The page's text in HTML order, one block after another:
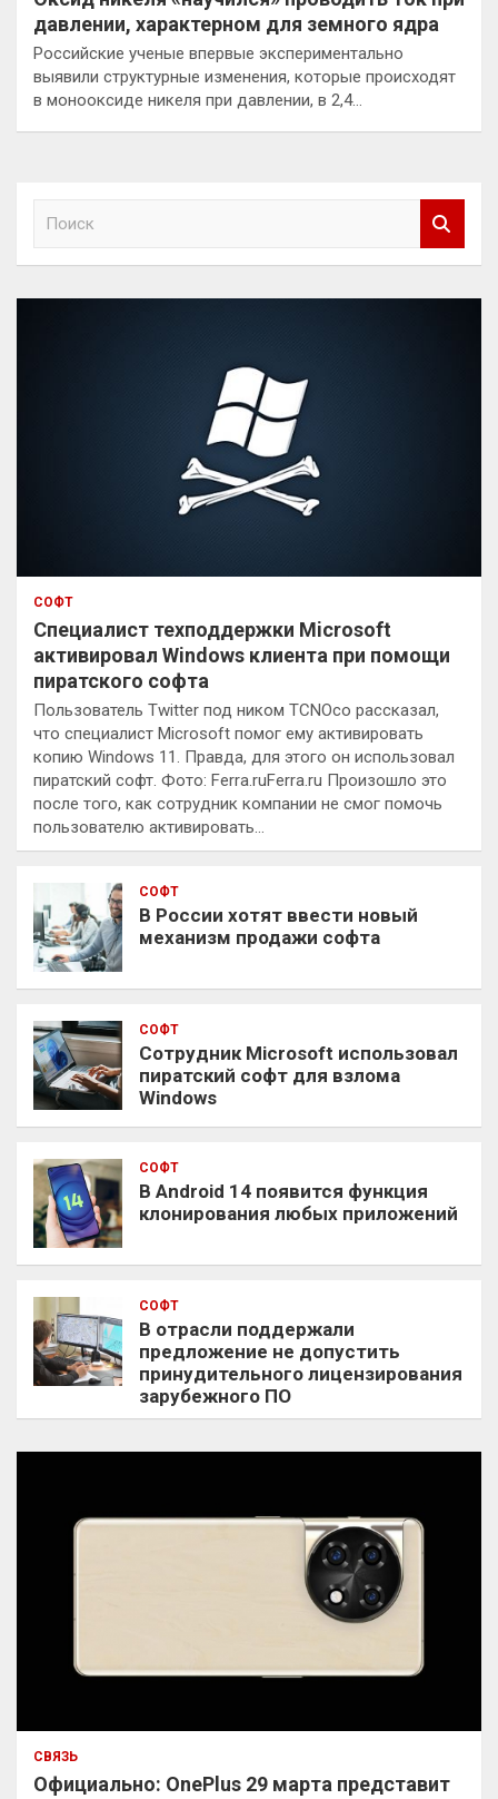
давлении, характерном для земного ядра
Российские ученые впервые экспериментально
выявили структурные изменения, которые происходят
в монооксиде никеля при давлении, в 2,4…
к
СОФТ
Специалист техподдержки Microsoft
активировал Windows клиента при помощи
пиратского софта
Пользователь Twitter под ником TCNOco рассказал,
что специалист Microsoft помог ему активировать
копию Windows 11. Правда, для этого он использовал
пиратский софт. Фото: Ferra.ruFerra.ru Произошло это
после того, как сотрудник компании не смог помочь
пользователю активировать…
СОФТ
В России хотят ввести новый
механизм продажи софта
СОФТ
Сотрудник Microsoft использовал
пиратский софт для взлома
Windows
СОФТ
В Android 14 появится функция
клонирования любых приложений
СОФТ
В отрасли поддержали
предложение не допустить
принудительного лицензирования
зарубежного ПО
СВЯЗЬ
Официально: OnePlus 29 марта представит